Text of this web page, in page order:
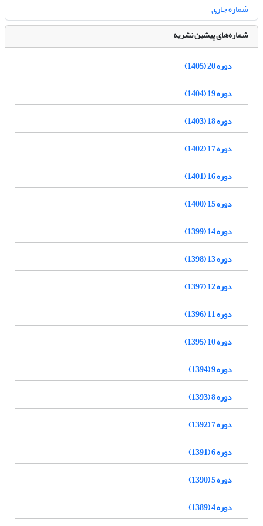
شماره جاری
شماره‌های پیشین نشریه
دوره 20 (1405)
دوره 19 (1404)
دوره 18 (1403)
دوره 17 (1402)
دوره 16 (1401)
دوره 15 (1400)
دوره 14 (1399)
دوره 13 (1398)
دوره 12 (1397)
دوره 11 (1396)
دوره 10 (1395)
دوره 9 (1394)
دوره 8 (1393)
دوره 7 (1392)
دوره 6 (1391)
دوره 5 (1390)
دوره 4 (1389)